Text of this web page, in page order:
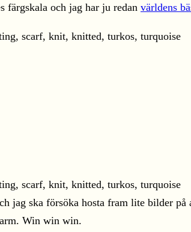
färgskala och jag har ju redan världens
jag ska försöka hosta fram lite bilder på
Win win win.